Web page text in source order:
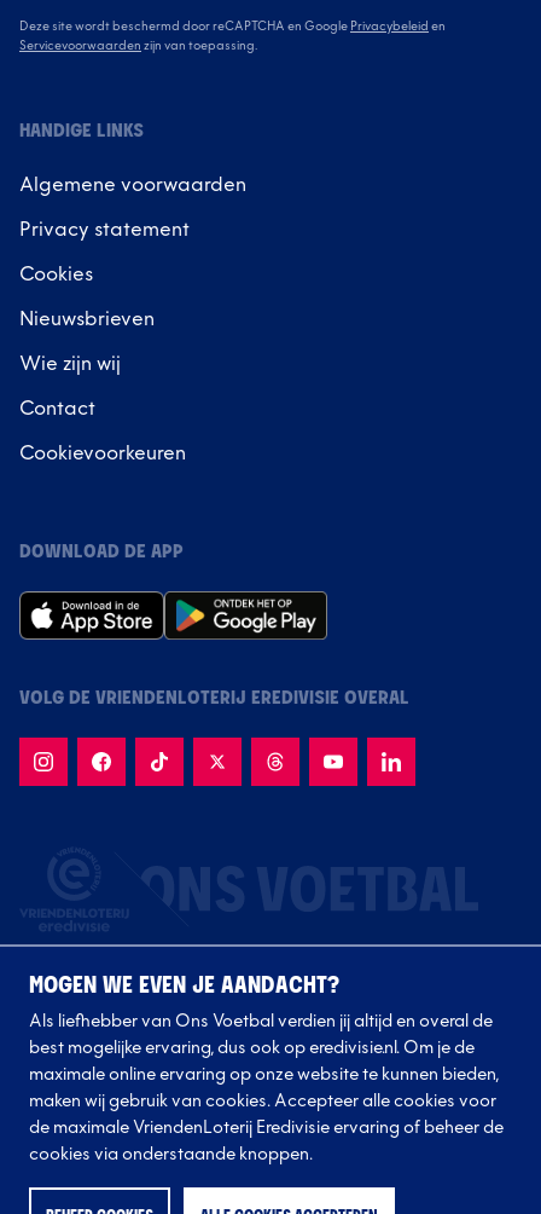
Deze site wordt beschermd door reCAPTCHA en Google Privacybeleid en
Servicevoorwaarden zijn van toepassing.
HANDIGE LINKS
Algemene voorwaarden
Privacy statement
Cookies
Nieuwsbrieven
Wie zijn wij
Contact
Cookievoorkeuren
DOWNLOAD DE APP
VOLG DE VRIENDENLOTERIJ EREDIVISIE OVERAL
Volg onze clubs
MOGEN WE EVEN JE AANDACHT?
Als liefhebber van Ons Voetbal verdien jij altijd en overal de
best mogelijke ervaring, dus ook op eredivisie.nl. Om je de
maximale online ervaring op onze website te kunnen bieden,
maken wij gebruik van cookies. Accepteer alle cookies voor
de maximale VriendenLoterij Eredivisie ervaring of beheer de
cookies via onderstaande knoppen.